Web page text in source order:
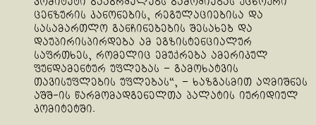
ცენზურის კანონების, რეგულაციებისა და
სასამართლო განჩინებების შესახებ და
დაუპირისპირდება ამ ეგზისტენციალურ
საფრთხეს, რომელიც ემუქრება ამერიკულ
ფუნდამენტურ უფლებას – გამოხატვის
თავისუფლების უფლებას“, – ხაზგასმით აღმიშნეს
აშშ-ის წარმომადგენელთა პალატის იურიდიულ
კომიტეტში.